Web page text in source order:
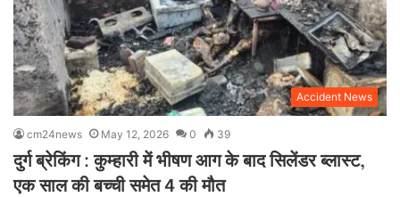
Accident News
cm24news May 12, 2026 0 39
दुर्ग ब्रेकिंग : कुम्हारी में भीषण आग के बाद सिलेंडर ब्लास्ट,
एक साल की बच्ची समेत 4 की मौत